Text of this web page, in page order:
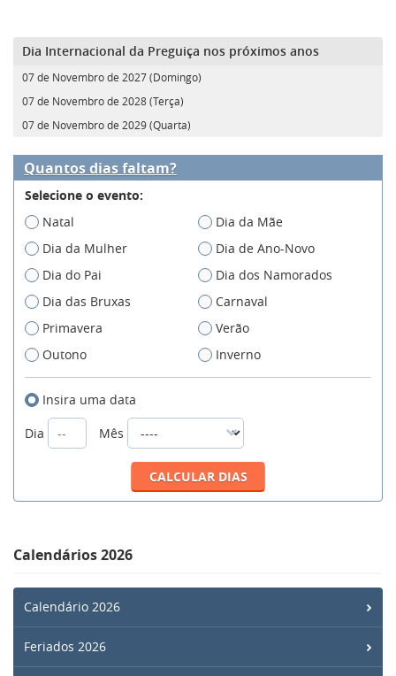
Dia Internacional da Preguiça nos próximos anos
07 de Novembro de 2027 (Domingo)
07 de Novembro de 2028 (Terça)
07 de Novembro de 2029 (Quarta)
Quantos dias faltam?
Selecione o evento:
Natal
Dia da Mãe
Dia da Mulher
Dia de Ano-Novo
Dia do Pai
Dia dos Namorados
Dia das Bruxas
Carnaval
Primavera
Verão
Outono
Inverno
Insira uma data
Dia
Mês
Calendários 2026
Calendário 2026
Feriados 2026